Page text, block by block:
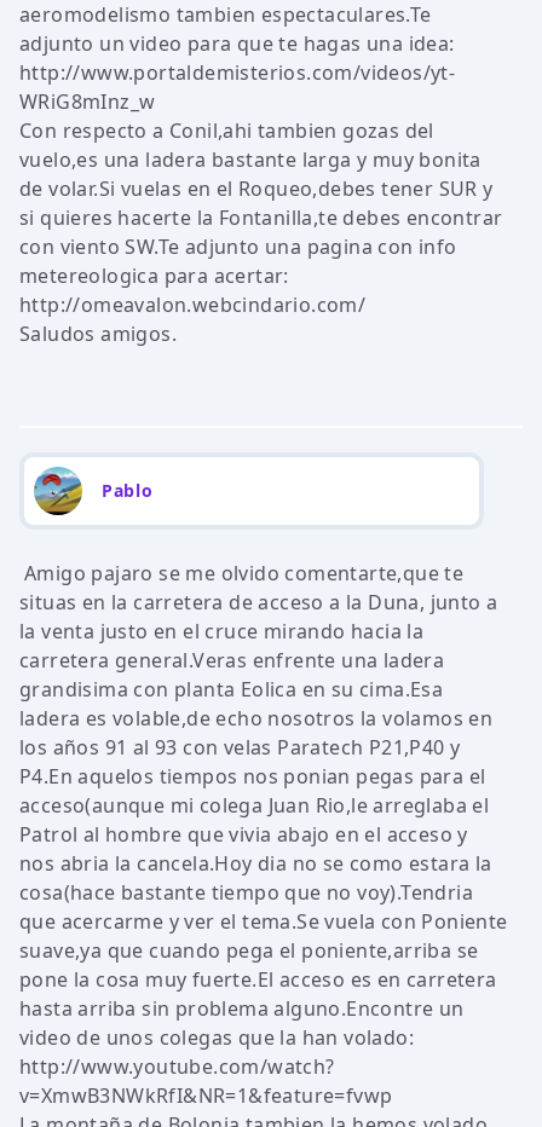
aeromodelismo tambien espectaculares.Te
adjunto un video para que te hagas una idea:
http://www.portaldemisterios.com/videos/yt-
WRiG8mInz_w
Con respecto a Conil,ahi tambien gozas del
vuelo,es una ladera bastante larga y muy bonita
de volar.Si vuelas en el Roqueo,debes tener SUR y
si quieres hacerte la Fontanilla,te debes encontrar
con viento SW.Te adjunto una pagina con info
metereologica para acertar:
http://omeavalon.webcindario.com/
Saludos amigos.
Pablo
Amigo pajaro se me olvido comentarte,que te
situas en la carretera de acceso a la Duna, junto a
la venta justo en el cruce mirando hacia la
carretera general.Veras enfrente una ladera
grandisima con planta Eolica en su cima.Esa
ladera es volable,de echo nosotros la volamos en
los años 91 al 93 con velas Paratech P21,P40 y
P4.En aquelos tiempos nos ponian pegas para el
acceso(aunque mi colega Juan Rio,le arreglaba el
Patrol al hombre que vivia abajo en el acceso y
nos abria la cancela.Hoy dia no se como estara la
cosa(hace bastante tiempo que no voy).Tendria
que acercarme y ver el tema.Se vuela con Poniente
suave,ya que cuando pega el poniente,arriba se
pone la cosa muy fuerte.El acceso es en carretera
hasta arriba sin problema alguno.Encontre un
video de unos colegas que la han volado:
http://www.youtube.com/watch?
v=XmwB3NWkRfI&NR=1&feature=fvwp